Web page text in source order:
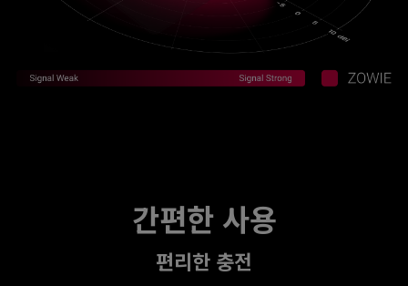
간편한 사용
편리한 충전